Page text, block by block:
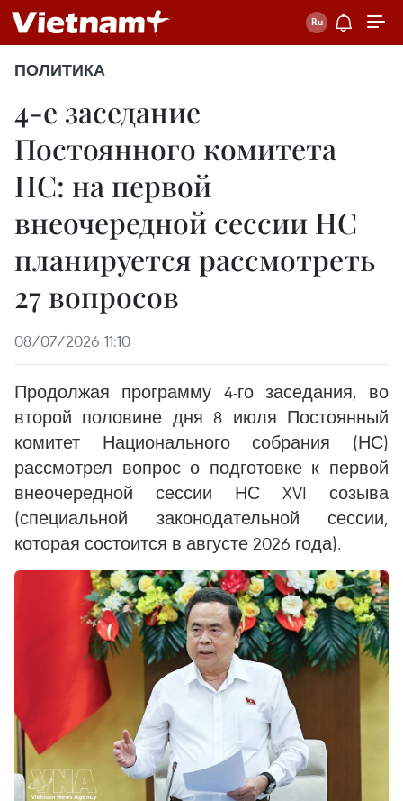
ПОЛИТИКА
4-е заседание
Постоянного комитета
НС: на первой
внеочередной сессии НС
планируется рассмотреть
27 вопросов
08/07/2026 11:10
Продолжая программу 4-го заседания, во
второй половине дня 8 июля Постоянный
комитет Национального собрания (НС)
рассмотрел вопрос о подготовке к первой
внеочередной сессии НС XVI созыва
(специальной законодательной сессии,
которая состоится в августе 2026 года).